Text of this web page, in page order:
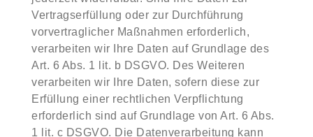
Vertragserfüllung oder zur Durchführung
vorvertraglicher Maßnahmen erforderlich,
verarbeiten wir Ihre Daten auf Grundlage des
Art. 6 Abs. 1 lit. b DSGVO. Des Weiteren
verarbeiten wir Ihre Daten, sofern diese zur
Erfüllung einer rechtlichen Verpflichtung
erforderlich sind auf Grundlage von Art. 6 Abs.
1 lit. c DSGVO. Die Datenverarbeitung kann